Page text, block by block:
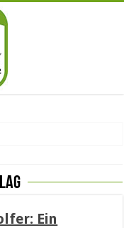
Ein